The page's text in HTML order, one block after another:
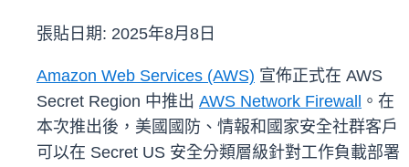
張貼日期: 2025年8月8日
Amazon Web Services (AWS) 宣佈正式在 AWS
Secret Region 中推出 AWS Network Firewall
。在
本次推出後，美國國防、情報和國家安全社群客戶
可以在 Secret US 安全分類層級針對工作負載部署